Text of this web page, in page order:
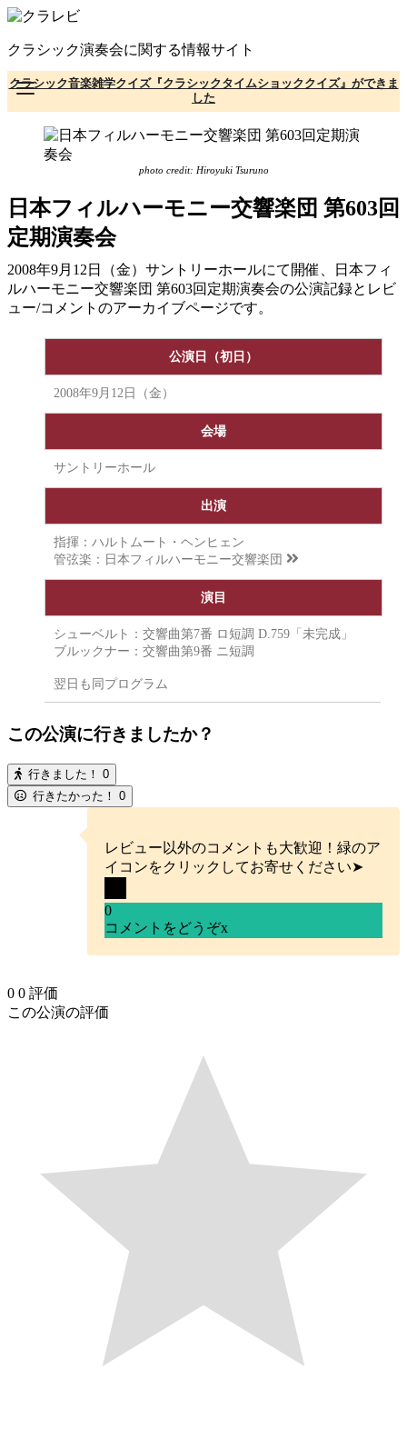
コ
テ
ン
ツ
へ
クラシック演奏会に関する情報サイト
クラシック音楽雑学クイズ『クラシックタイムショッククイズ』ができま
した
photo credit: Hiroyuki Tsuruno
日本フィルハーモニー交響楽団 第603回
定期演奏会
2008年9月12日（金）サントリーホールにて開催、日本フィ
ルハーモニー交響楽団 第603回定期演奏会の公演記録とレビ
ュー/コメントのアーカイブページです。
公演日（初日）
2008年9月12日（金）
会場
サントリーホール
出演
指揮：ハルトムート・ヘンヒェン
管弦楽： 日本フィルハーモニー交響楽団
演目
シューベルト：交響曲第7番 ロ短調 D.759「未完成」
ブルックナー：交響曲第9番 ニ短調
翌日も同プログラム
この公演に行きましたか？
行きました！ 0
行きたかった！ 0
レビュー以外のコメントも大歓迎！緑のア
イコンをクリックしてお寄せください➤
0
コメントをどうぞx
0 0 評価
この公演の評価